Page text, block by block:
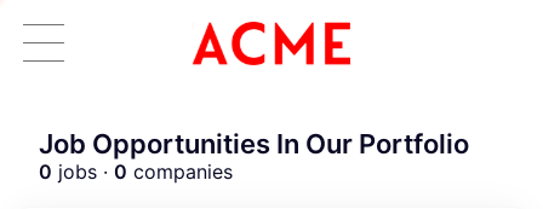
Job Opportunities In Our Portfolio
0 jobs · 0 companies